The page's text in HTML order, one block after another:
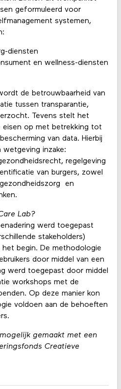
geformuleerd voor
systemen,
diensten
en wellness-diensten
de betrouwbaarheid van
tussen transparantie,
Tevens stelt het
eisen op met betrekking tot
van data. Hierbij
wetgeving inzake:
regelgeving
van burgers, zowel
en
Lab?
werd toegepast
stakeholders)
begin. De methodologie
door middel van een
werd toegepast door middel
workshops met de
Op deze manier kon
voldoen aan de behoeften
gemaakt met een
Creatieve